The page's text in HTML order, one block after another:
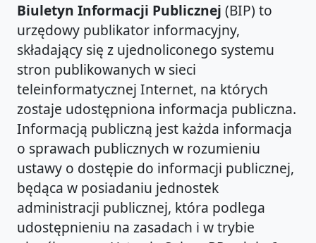
Biuletyn Informacji Publicznej (BIP) to
urzędowy publikator informacyjny,
składający się z ujednoliconego systemu
stron publikowanych w sieci
teleinformatycznej Internet, na których
zostaje udostępniona informacja publiczna.
Informacją publiczną jest każda informacja
o sprawach publicznych w rozumieniu
ustawy o dostępie do informacji publicznej,
będąca w posiadaniu jednostek
administracji publicznej, która podlega
udostępnieniu na zasadach i w trybie